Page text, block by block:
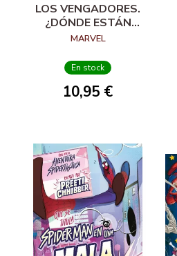
LOS VENGADORES.
¿DÓNDE ESTÁN
LOS VENGADORES?
MARVEL
En stock
10,95 €